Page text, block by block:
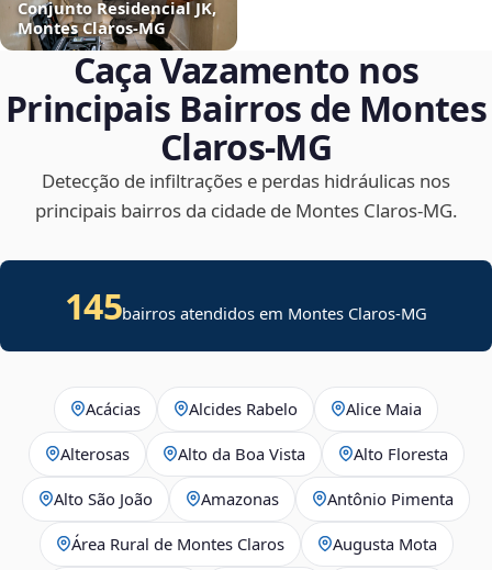
Conjunto Residencial JK,
Montes Claros‑MG
Caça Vazamento nos
Principais Bairros de Montes
Claros‑MG
Detecção de infiltrações e perdas hidráulicas nos
principais bairros da cidade de Montes Claros‑MG.
145bairros atendidos em Montes Claros-MG
Acácias Alcides Rabelo Alice Maia
Alterosas Alto da Boa Vista Alto Floresta
Alto São João Amazonas Antônio Pimenta
Área Rural de Montes Claros Augusta Mota